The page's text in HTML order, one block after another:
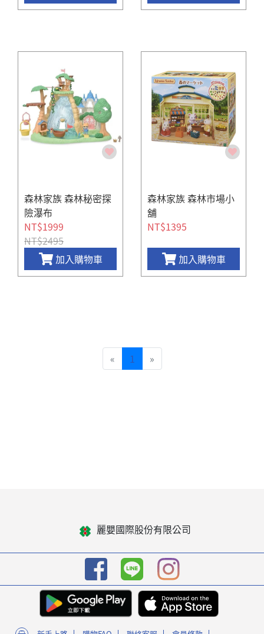
森林家族 森林秘密探
險瀑布
NT$1999
NT$2495
加入購物車
森林家族 森林市場小
舖
NT$1395
加入購物車
« 1 »
麗嬰國際股份有限公司